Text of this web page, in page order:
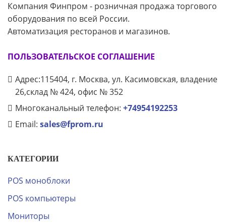
Компания Финпром - розничная продажа торгового
оборудования по всей России.
Автоматизация ресторанов и магазинов.
ПОЛЬЗОВАТЕЛЬСКОЕ СОГЛАШЕНИЕ
Адрес:115404, г. Москва, ул. Касимовская, владение
26,склад № 424, офис № 352
Многоканальный телефон: +74954192253
Email: sales@fprom.ru
КАТЕГОРИИ
POS моноблоки
POS компьютеры
Мониторы